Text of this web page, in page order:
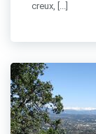
creux, [...]